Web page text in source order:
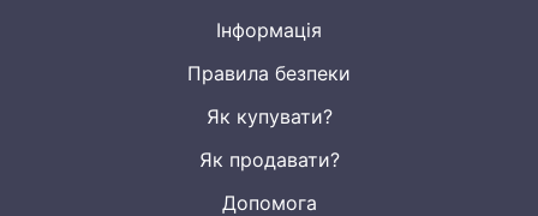
Інформація
Правила безпеки
Як купувати?
Як продавати?
Допомога